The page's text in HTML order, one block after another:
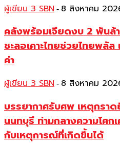
ผู้เขียน 3 SBN - 8 สิงหาคม
คลังพร้อมเจียดงบ 2 พันล้
ชะลอเคาะไทยช่วยไทยพลั
ค่า
ผู้เขียน 3 SBN - 8 สิงหาคม
บรรยากาศรับศพ เหตุกราด
นนทบุรี ท่ามกลางความโศก
กับเหตุการณ์ที่เกิดขึ้นได้